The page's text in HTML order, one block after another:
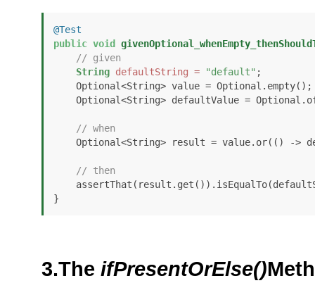
@Test
public void
// given
String defaultString = "default" ;
// when
// then
}
3.The ifPresentOrElse()